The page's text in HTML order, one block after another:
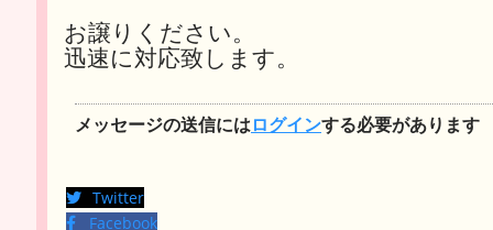
お譲りください。
迅速に対応致します。
メッセージの送信にはログインする必要があります
Twitter
Facebook